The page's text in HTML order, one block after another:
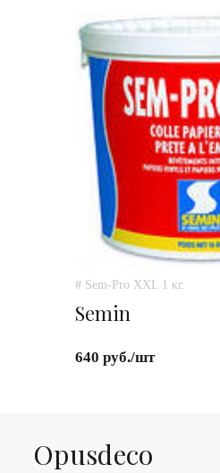
# Sem-Pro XXL 1 кг.
Semin
640 руб./шт
Оpusdeco